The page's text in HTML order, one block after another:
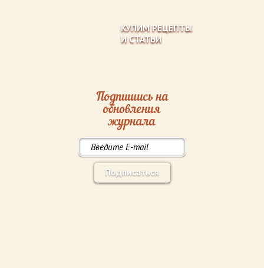
КУПИМ РЕЦЕПТЫ
И СТАТЬИ
Подпишись на
обновления
журнала
Подписаться